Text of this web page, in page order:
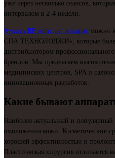
уже через несколько сеансов,
интервалом в 2-4 недели.
Купить RF лифтинг аппарат можно
СПА ТЕХНОЛОДЖИ», которые более
дистрибьютором
брендов. Мы предлагаем
медицинских центров, SPA и
инновационных разработок.
Какие бывают
Наиболее актуальный и
омоложения кожи. Косметические
хорошей эффективностью и
Пластическая хирургия отличается